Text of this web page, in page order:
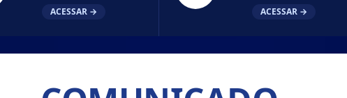
ACESSAR →
ACESSAR →